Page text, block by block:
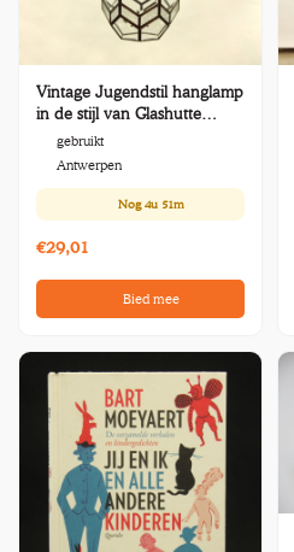
Vintage Jugendstil hanglamp
in de stijl van Glashutte
Limburg
gebruikt
Antwerpen
Nog4u 51m
€29,01
Bied mee